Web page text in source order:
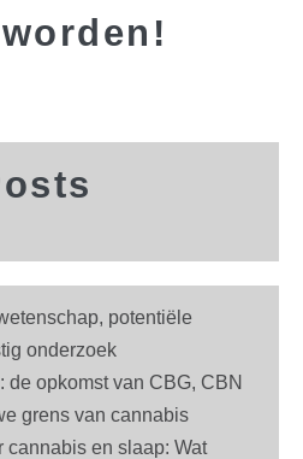
potentiële
onderzoek
opkomst van CBG, CBN
grens van cannabis
cannabis en slaap: Wat